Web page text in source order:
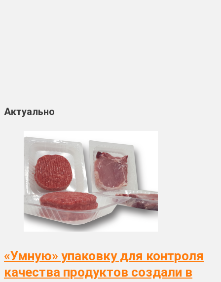
Актуально
«Умную» упаковку для контроля
качества продуктов создали в